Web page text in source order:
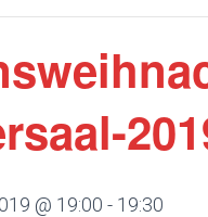
@ 19:00 - 19:30